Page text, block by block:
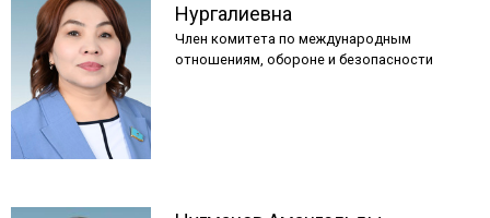
Нургалиевна
Член комитета по международным
отношениям, обороне и безопасности